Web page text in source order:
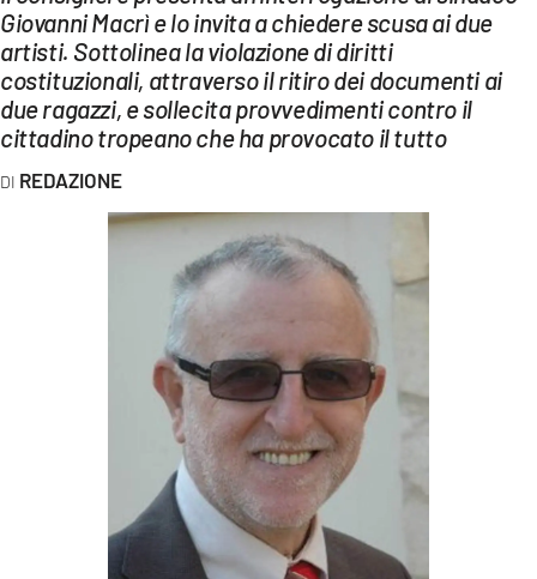
LAC ONAIR
LaC
Network
LACPLAY.IT
COSENZACHANNEL.IT
CATANZAROCHANNEL.IT
Giovanni Macrì e lo invita a chiedere scusa ai due
artisti. Sottolinea la violazione di diritti
costituzionali, attraverso il ritiro dei documenti ai
due ragazzi, e sollecita provvedimenti contro il
cittadino tropeano che ha provocato il tutto
REDAZIONE